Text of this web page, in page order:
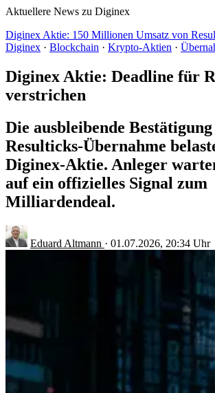
Aktuellere News zu Diginex
Diginex Aktie: 150 Millionen Umsatz von
Diginex · Blockchain · Krypto-Aktien ·
Diginex Aktie: Deadline für
verstrichen
Die ausbleibende
Resulticks-Übernahme
Diginex-Aktie. Anleger
auf ein offizielles Signal zum
Milliardendeal.
Eduard Altmann · 01.07.2026, 20:34 Uhr